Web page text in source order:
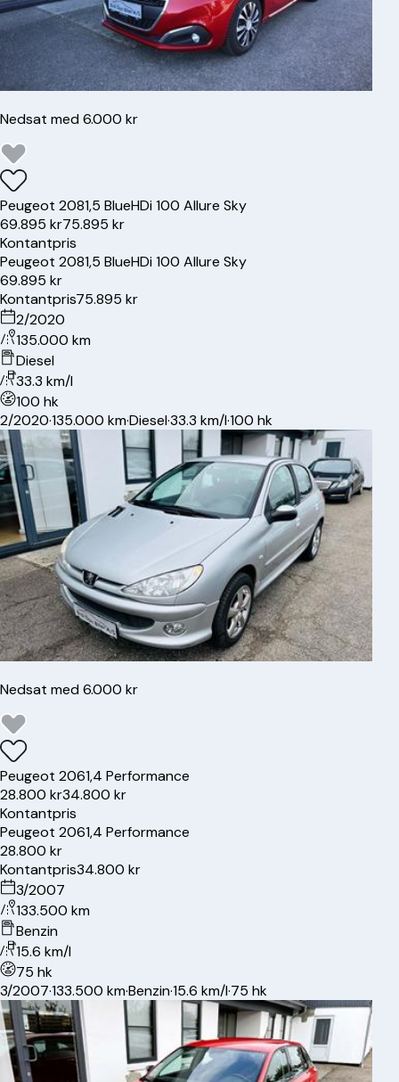
Nedsat med 6.000 kr
Peugeot 2081,5 BlueHDi 100 Allure Sky
69.895 kr75.895 kr
Kontantpris
Peugeot 2081,5 BlueHDi 100 Allure Sky
69.895 kr
Kontantpris75.895 kr
2/2020
135.000 km
Diesel
33.3 km/l
100 hk
2/2020·135.000 km·Diesel·33.3 km/l·100 hk
Nedsat med 6.000 kr
Peugeot 2061,4 Performance
28.800 kr34.800 kr
Kontantpris
Peugeot 2061,4 Performance
28.800 kr
Kontantpris34.800 kr
3/2007
133.500 km
Benzin
15.6 km/l
75 hk
3/2007·133.500 km·Benzin·15.6 km/l·75 hk